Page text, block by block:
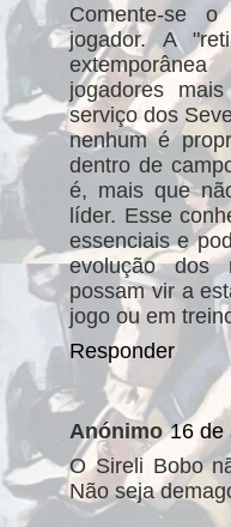
Comente-se
jogador. A
jogadores
serviço dos
nenhum é
dentro de
é, mais que
líder. Esse
essenciais e
evolução dos
possam vir a
jogo ou em
Responder
Anónimo 16 de
O Sireli Bobo
Não seja